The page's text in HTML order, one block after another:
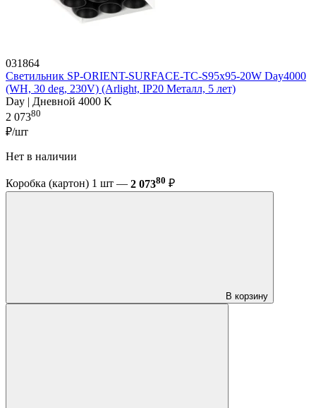
031864
Светильник SP-ORIENT-SURFACE-TC-S95x95-20W Day4000
(WH, 30 deg, 230V) (Arlight, IP20 Металл, 5 лет)
Day | Дневной 4000 K
2 07380
₽/шт
Нет в наличии
Коробка (картон) 1 шт — 2 07380 ₽
В корзину